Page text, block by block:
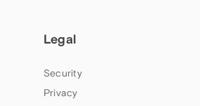
Legal
Security
Privacy